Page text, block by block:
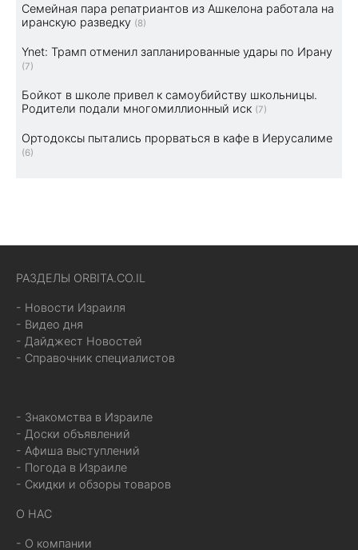
Семейная пара репатриантов из Ашкелона работала на
иранскую разведку (8)
Ynet: Трамп отменил запланированные удары по Ирану
(7)
Бойкот в школе привел к самоубийству школьницы.
Родители подали многомиллионный иск (7)
Ортодоксы пытались прорваться в кафе в Иерусалиме
(6)
РАЗДЕЛЫ ORBITA.CO.IL
- Новости Израиля
- Видео дня
- Дайджест Новостей
- Справочник специалистов
- Знакомства в Израиле
- Доски объявлений
- Афиша выступлений
- Погода в Израиле
- Скидки и обзоры товаров
О НАС
- О компании